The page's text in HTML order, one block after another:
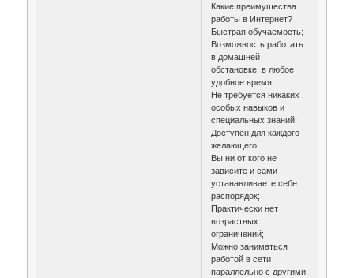
Какие преимущества
работы в Интернет?
Быстрая обучаемость;
Возможность работать
в домашней
обстановке, в любое
удобное время;
Не требуется никаких
особых навыков и
специальных знаний;
Доступен для каждого
желающего;
Вы ни от кого не
зависите и сами
устанавливаете себе
распорядок;
Практически нет
возрастных
ограничений;
Можно заниматься
работой в сети
параллельно с другими